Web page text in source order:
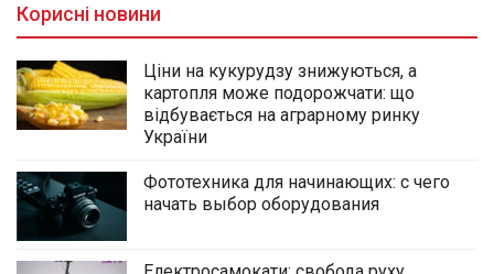
Корисні новини
Ціни на кукурудзу знижуються, а
картопля може подорожчати: що
відбувається на аграрному ринку
України
Фототехника для начинающих: с чего
начать выбор оборудования